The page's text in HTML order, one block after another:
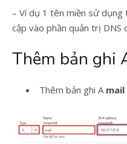
– Ví dụ 1 tên miền sử dụng
cập vào phần quản trị DNS
Thêm bản ghi
Thêm bản ghi A mail